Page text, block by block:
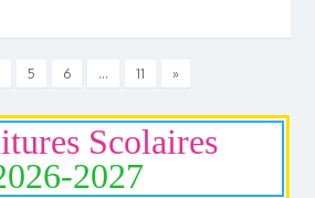
5 6 … 11 »
Scolaires
2027